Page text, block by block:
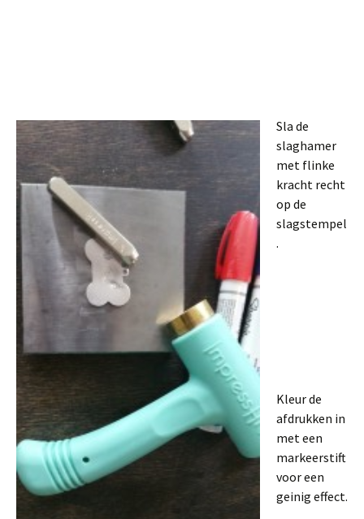
Sla de
slaghamer
met flinke
kracht recht
op de
slagstempel
.
Kleur de
afdrukken in
met een
markeerstift
voor een
geinig effect.